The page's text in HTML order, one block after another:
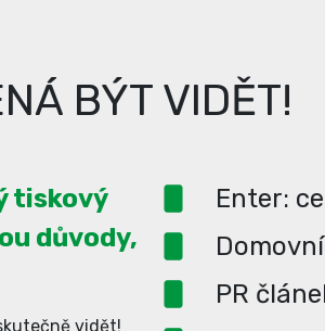
BÝT VIDĚT!
tiskový
důvody,
vidět!
Enter:
PR